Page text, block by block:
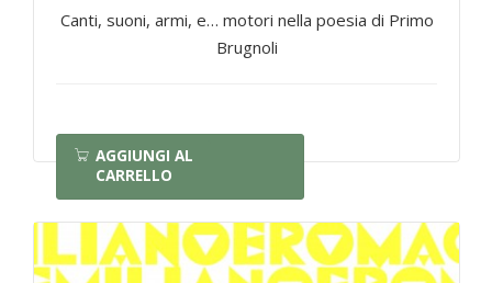
Canti, suoni, armi, e… motori nella poesia di Primo
Brugnoli
AGGIUNGI AL
CARRELLO